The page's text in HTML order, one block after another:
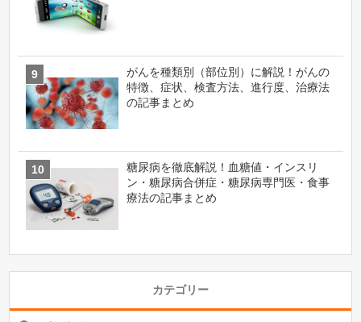
がんを種類別（部位別）に解説！がんの
特徴、症状、検査方法、進行度、治療法
の記事まとめ
糖尿病を徹底解説！血糖値・インスリ
ン・糖尿病合併症・糖尿病専門医・食事
療法の記事まとめ
カテゴリー